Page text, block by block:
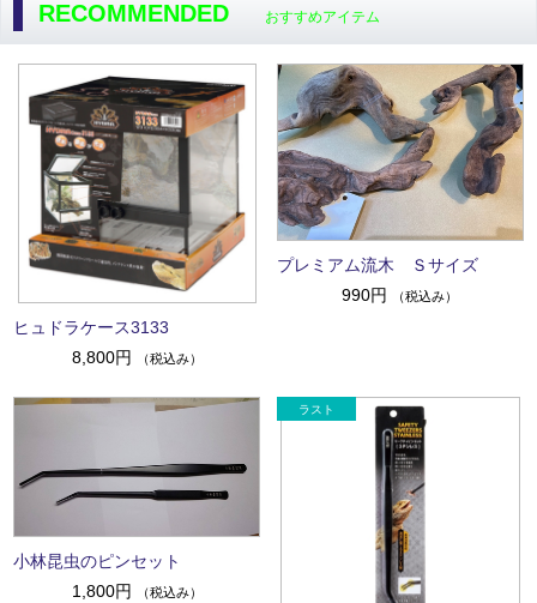
RECOMMENDED おすすめアイテム
ヒュドラケース3133
8,800円
（税込み）
プレミアム流木 Ｓサイズ
990円
（税込み）
小林昆虫のピンセット
1,800円
（税込み）